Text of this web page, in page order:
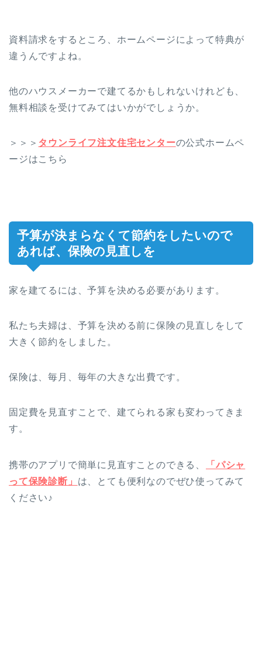
資料請求をするところ、ホームページによって特典が
違うんですよね。
他のハウスメーカーで建てるかもしれないけれども、
無料相談を受けてみてはいかがでしょうか。
＞＞＞ タウンライフ注文住宅センターの公式ホームペ
ージはこちら
予算が決まらなくて節約をしたいので
あれば、保険の見直しを
家を建てるには、予算を決める必要があります。
私たち夫婦は、予算を決める前に保険の見直しをして
大きく節約をしました。
保険は、毎月、毎年の大きな出費です。
固定費を見直すことで、建てられる家も変わってきま
す。
携帯のアプリで簡単に見直すことのできる、
「パシャ
って保険診断」 は、とても便利なのでぜひ使ってみて
ください♪